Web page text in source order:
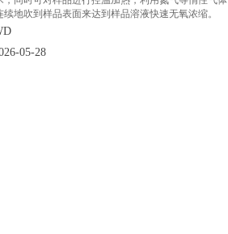
地吹到样品表面来达到样品溶液快速无氧浓缩。
05-28